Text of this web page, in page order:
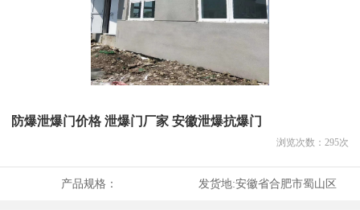
防爆泄爆门价格 泄爆门厂家 安徽泄爆抗爆门
浏览次数： 295次
产品规格： 发货地:安徽省合肥市蜀山区